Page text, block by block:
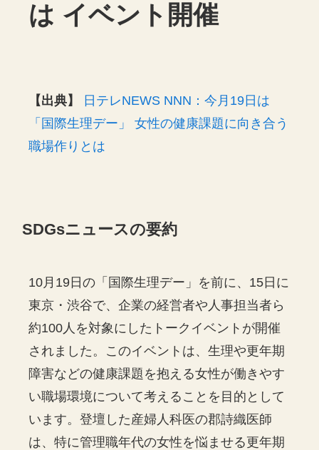
は イベント開催
【出典】
日テレNEWS NNN：今月19日は
「国際生理デー」 女性の健康課題に向き合う
職場作りとは
SDGsニュースの要約
10月19日の「国際生理デー」を前に、15日に
東京・渋谷で、企業の経営者や人事担当者ら
約100人を対象にしたトークイベントが開催
されました。このイベントは、生理や更年期
障害などの健康課題を抱える女性が働きやす
い職場環境について考えることを目的として
います。登壇した産婦人科医の郡詩織医師
は、特に管理職年代の女性を悩ませる更年期